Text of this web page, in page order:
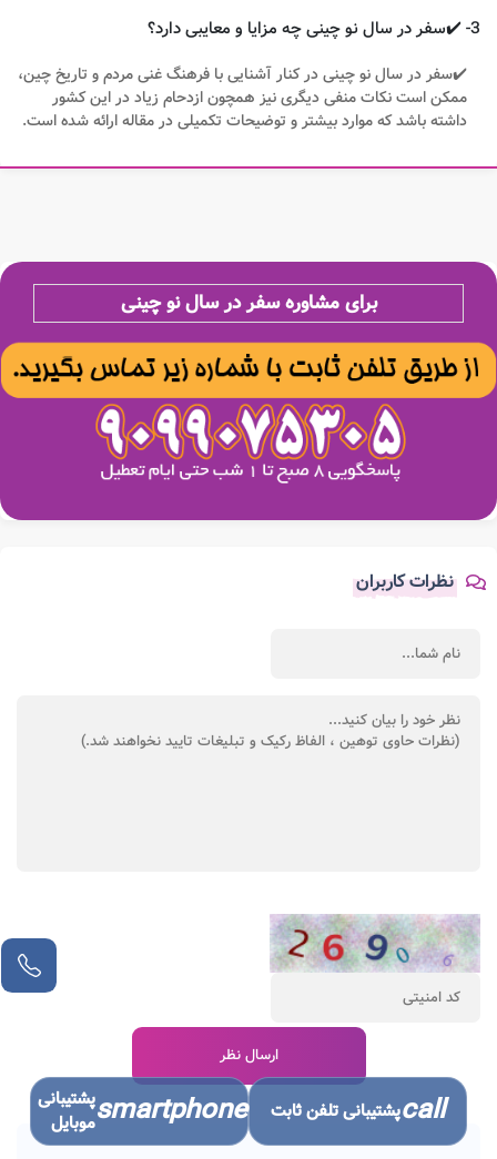
3- ✔️سفر در سال نو چینی چه مزایا و معایبی دارد؟
✔️سفر در سال نو چینی در کنار آشنایی با فرهنگ غنی مردم و تاریخ چین،
ممکن است نکات منفی دیگری نیز همچون ازدحام زیاد در این کشور
داشته باشد که موارد بیشتر و توضیحات تکمیلی در مقاله ارائه شده است.
برای مشاوره سفر در سال نو چینی
نظرات کاربران
callپشتیبانی تلفن ثابت smartphoneپشتیبانی
موبایل